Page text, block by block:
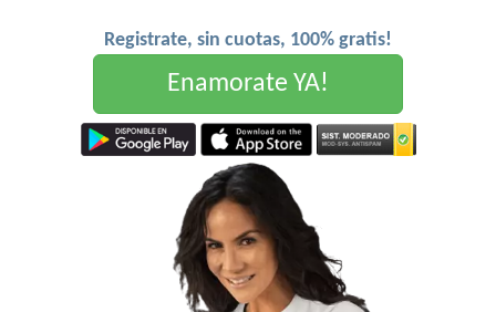
Registrate, sin cuotas, 100% gratis!
Enamorate YA!